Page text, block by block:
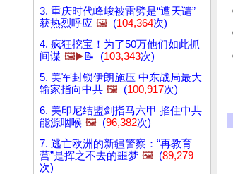
3. 重庆时代峰峻被雷劈是“遭天谴”
获热烈呼应 🖼️ (104,364次)
4. 疯狂挖宝！为了50万他们如此抓
间谍 🖼️▶️📝 (103,343次)
5. 美军封锁伊朗施压 中东战局最大
输家指向中共 🖼️ (100,917次)
6. 美印尼结盟剑指马六甲 掐住中共
能源咽喉 🖼️ (96,382次)
7. 逃亡欧洲的新疆警察：“再教育
营”是挥之不去的噩梦 🖼️ (89,279
次)